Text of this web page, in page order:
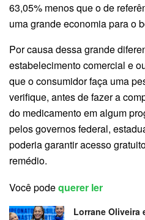
63,05% menos que o de
uma grande economia para o
Por causa dessa grande
estabelecimento comercial e
que o consumidor faça uma
verifique, antes de fazer a
do medicamento em algum
pelos governos federal,
poderia garantir acesso
remédio.
Você podequerer ler
Lorrane Oliveira